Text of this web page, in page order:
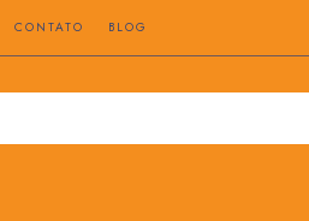
CONTATO BLOG